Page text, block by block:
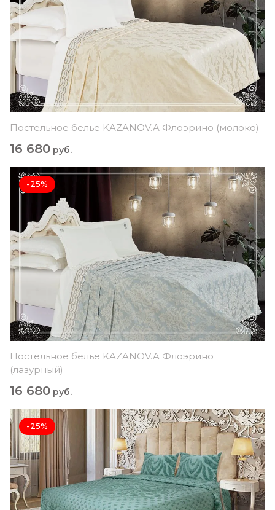
Постельное белье KAZANOV.A Флоэрино (молоко)
16 680 руб.
-25%
Постельное белье KAZANOV.A Флоэрино
(лазурный)
16 680 руб.
-25%